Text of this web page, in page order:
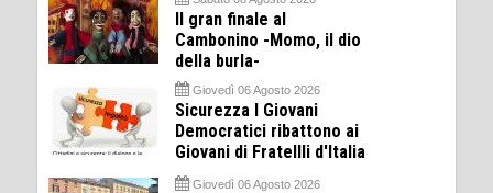
Il gran finale al
Cambonino -Momo, il dio
della burla-
Giovedì 06 Agosto 2026
Sicurezza I Giovani
Democratici ribattono ai
Giovani di Fratellli d'Italia
Giovedì 06 Agosto 2026